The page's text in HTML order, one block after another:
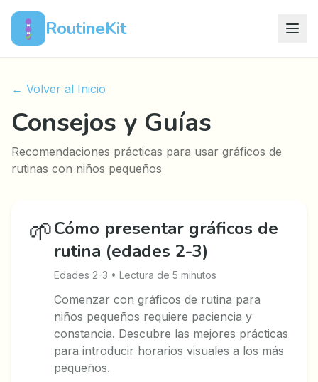
RoutineKit
← Volver al Inicio
Consejos y Guías
Recomendaciones prácticas para usar gráficos de
rutinas con niños pequeños
🌱Cómo presentar gráficos de
rutina (edades 2-3)
Edades 2-3 • Lectura de 5 minutos
Comenzar con gráficos de rutina para
niños pequeños requiere paciencia y
constancia. Descubre las mejores prácticas
para introducir horarios visuales a los más
pequeños.